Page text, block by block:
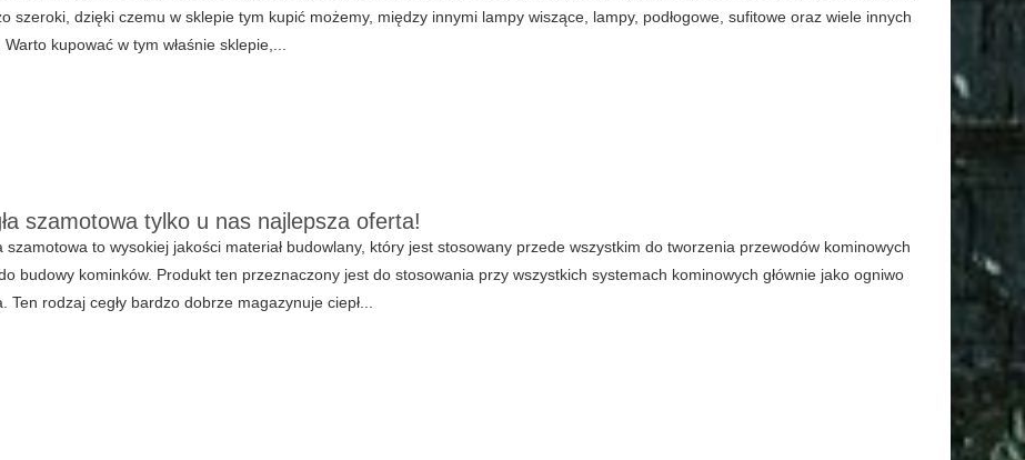
szeroki, dzięki czemu w sklepie tym kupić możemy, między innymi lampy wiszące, lampy, podłogowe, sufitowe oraz wiele innych
Warto kupować w tym właśnie sklepie,...
szamotowa tylko u nas najlepsza oferta!
szamotowa to wysokiej jakości materiał budowlany, który jest stosowany przede wszystkim do tworzenia przewodów kominowych
budowy kominków. Produkt ten przeznaczony jest do stosowania przy wszystkich systemach kominowych głównie jako ogniwo
Ten rodzaj cegły bardzo dobrze magazynuje ciepł...